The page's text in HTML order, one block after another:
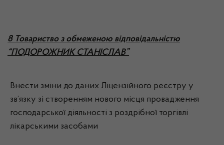
8 Товариство з обмеженою відповідальністю
“ПОДОРОЖНИК СТАНІСЛАВ”
Внести зміни до даних Ліцензійного реєстру у
зв’язку зі створенням нового місця провадження
господарської діяльності з роздрібної торгівлі
лікарськими засобами